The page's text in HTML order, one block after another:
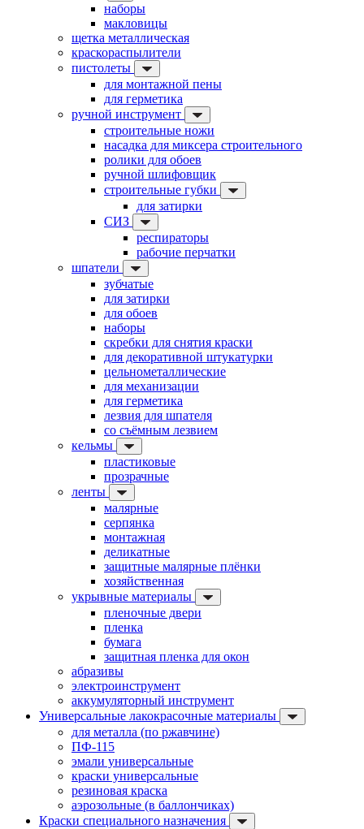
наборы
макловицы
щетка металлическая
краскораспылители
пистолеты
для монтажной пены
для герметика
ручной инструмент
строительные ножи
насадка для миксера строительного
ролики для обоев
ручной шлифовщик
строительные губки
для затирки
СИЗ
респираторы
рабочие перчатки
шпатели
зубчатые
для затирки
для обоев
наборы
скребки для снятия краски
для декоративной штукатурки
цельнометаллические
для механизации
для герметика
лезвия для шпателя
со съёмным лезвием
кельмы
пластиковые
прозрачные
ленты
малярные
серпянка
монтажная
деликатные
защитные малярные плёнки
хозяйственная
укрывные материалы
пленочные двери
пленка
бумага
защитная пленка для окон
абразивы
электроинструмент
аккумуляторный инструмент
Универсальные лакокрасочные материалы
для металла (по ржавчине)
ПФ-115
эмали универсальные
краски универсальные
резиновая краска
аэрозольные (в баллончиках)
Краски специального назначения